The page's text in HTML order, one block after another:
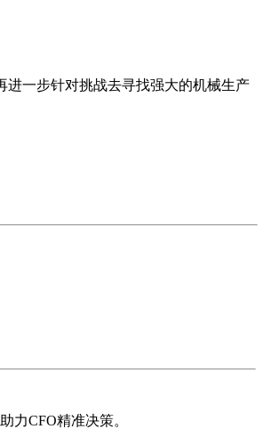
进一步针对挑战去寻找强大的机械生产
力CFO精准决策。